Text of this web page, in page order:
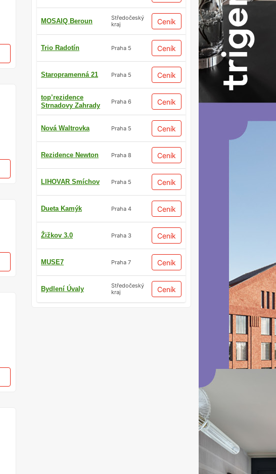
MOSAIQ Beroun
Středočeský
kraj
Ceník
Trio Radotín Praha 5 Ceník
Staropramenná 21 Praha 5 Ceník
top’rezidence
Strnadovy Zahrady
Praha 6 Ceník
Nová Waltrovka Praha 5 Ceník
Rezidence Newton Praha 8 Ceník
LIHOVAR Smíchov Praha 5 Ceník
Dueta Kamýk Praha 4 Ceník
Žižkov 3.0 Praha 3 Ceník
MUSE7 Praha 7 Ceník
Bydlení Úvaly
Středočeský
kraj
Ceník